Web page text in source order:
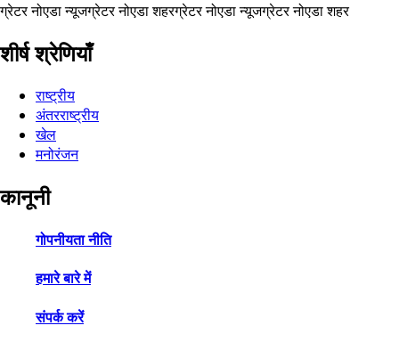
ग्रेटर नोएडा न्यूजग्रेटर नोएडा शहरग्रेटर नोएडा न्यूजग्रेटर नोएडा शहर
शीर्ष श्रेणियाँ
राष्ट्रीय
अंतरराष्ट्रीय
खेल
मनोरंजन
कानूनी
गोपनीयता नीति
हमारे बारे में
संपर्क करें